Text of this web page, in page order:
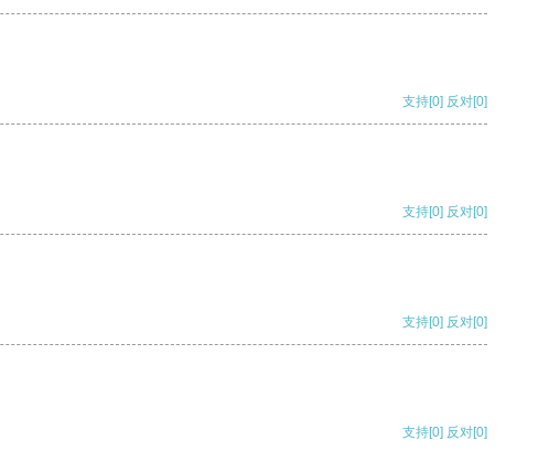
支持[0] 反对[0]
支持[0] 反对[0]
支持[0] 反对[0]
支持[0] 反对[0]